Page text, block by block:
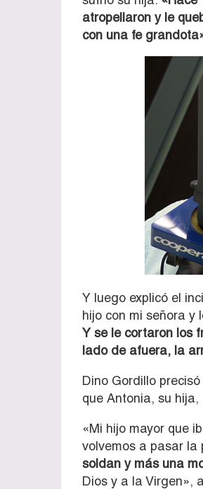
atropellaron y le
con una fe
Y luego explicó el
hijo con mi señora y
Y se le cortaron los
lado de afuera, la
Dino Gordillo
que Antonia, su hija,
«Mi hijo mayor que
volvemos a pasar la
soldan y más una
Dios y a la Virgen»,